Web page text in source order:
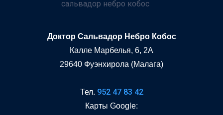
Доктор Сальвадор Небро Кобос
Калле Марбелья, 6, 2A
29640 Фуэнхирола (Малага)
Тел. 952 47 83 42
Карты Google: